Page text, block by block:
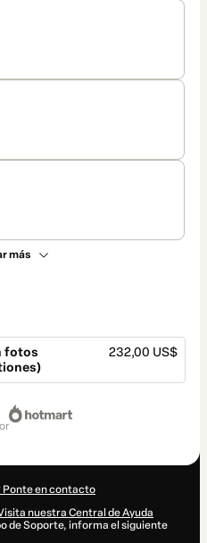
más
fotos
232,00 US$
Ponte en contacto
nuestra Central de Ayuda
de Soporte, informa el siguiente